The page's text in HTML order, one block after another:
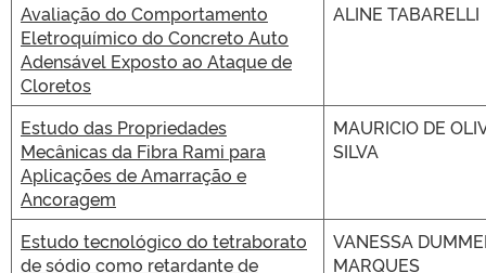
Avaliação do Comportamento
Eletroquímico do Concreto Auto
Adensável Exposto ao Ataque de
Cloretos
ALINE TABARELLI
Estudo das Propriedades
Mecânicas da Fibra Rami para
Aplicações de Amarração e
Ancoragem
MAURICIO DE
SILVA
Estudo tecnológico do tetraborato
de sódio como retardante de
VANESSA
MARQUES